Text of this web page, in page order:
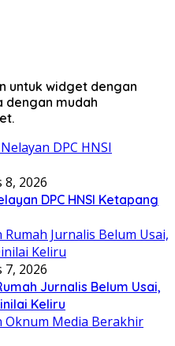
untuk widget dengan
mudah
2026
DPC HNSI Ketapang
2026
Jurnalis Belum Usai,
Keliru